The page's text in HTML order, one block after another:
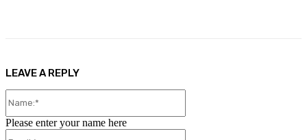
LEAVE A REPLY
Please enter your name here